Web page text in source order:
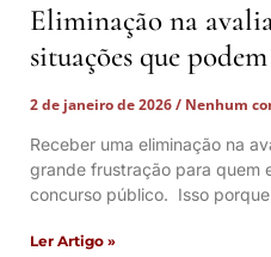
Eliminação na
situações que
2 de janeiro de 2026
Nenhum
Receber uma eliminação na
grande frustração para quem
concurso público. Isso
Ler Artigo »